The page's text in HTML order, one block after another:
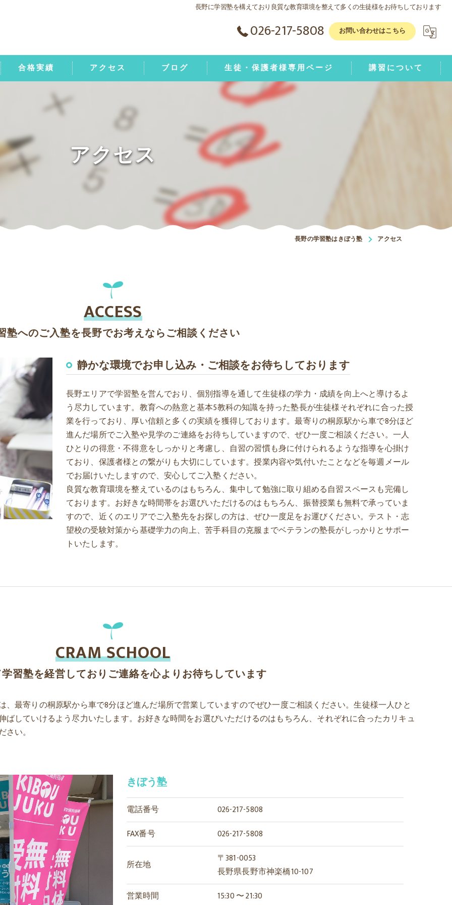
長野に学習塾を構えており良質な教育環境を整えて多くの生徒様をお待ちしております
026-217-5808 お問い合わせはこちら
合格実績 アクセス ブログ 生徒・保護者様専用ページ
中学1年生動画ページ
中学3年生動画ページ
講習について
アクセス
長野の学習塾はきぼう塾 アクセス
塾へのご入塾を長野でお考えならご相談ください
ACCESS
静かな環境でお申し込み・ご相談をお待ちしております
長野エリアで学習塾を営んでおり、個別指導を通して生徒様の学力・成績を向上へと導けるよ
う尽力しています。教育への熱意と基本5教科の知識を持った塾長が生徒様それぞれに合った授
業を行っており、厚い信頼と多くの実績を獲得しております。最寄りの桐原駅から車で8分ほど
進んだ場所でご入塾や見学のご連絡をお待ちしていますので、ぜひ一度ご相談ください。一人
ひとりの得意・不得意をしっかりと考慮し、自習の習慣も身に付けられるような指導を心掛け
ており、保護者様との繋がりも大切にしています。授業内容や気付いたことなどを毎週メール
でお届けいたしますので、安心してご入塾ください。
良質な教育環境を整えているのはもちろん、集中して勉強に取り組める自習スペースも完備し
ております。お好きな時間帯をお選びいただけるのはもちろん、振替授業も無料で承っていま
すので、近くのエリアでご入塾先をお探しの方は、ぜひ一度足をお運びください。テスト・志
望校の受験対策から基礎学力の向上、苦手科目の克服までベテランの塾長がしっかりとサポー
トいたします。
習塾を経営しておりご連絡を心よりお待ちしています
CRAM SCHOOL
最寄りの桐原駅から車で8分ほど進んだ場所で営業していますのでぜひ一度ご相談ください。生徒様一人ひと
していけるよう尽力いたします。お好きな時間をお選びいただけるのはもちろん、それぞれに合ったカリキュ
い。
きぼう塾
電話番号
026-217-5808
FAX番号
026-217-5808
所在地
〒381-0053
長野県長野市神楽橋10-107
営業時間
15:30 〜 21:30